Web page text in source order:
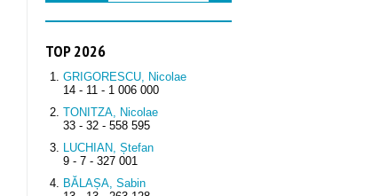
TOP 2026
GRIGORESCU, Nicolae
14 - 11 - 1 006 000
TONITZA, Nicolae
33 - 32 - 558 595
LUCHIAN, Ștefan
9 - 7 - 327 001
BĂLAȘA, Sabin